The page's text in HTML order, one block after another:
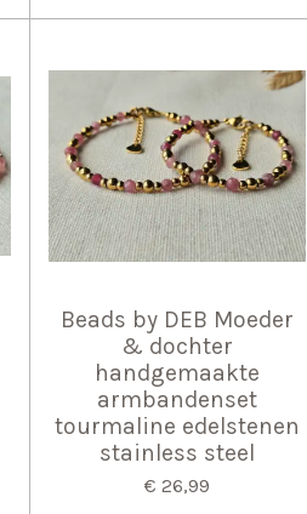
Beads by DEB Moeder
& dochter
handgemaakte
armbandenset
tourmaline edelstenen
stainless steel
€ 26,99